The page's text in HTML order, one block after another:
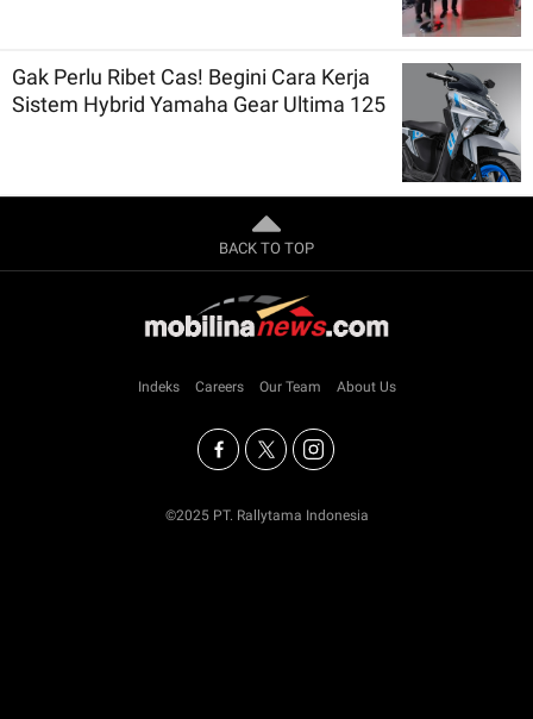
Gak Perlu Ribet Cas! Begini Cara Kerja
Sistem Hybrid Yamaha Gear Ultima 125
BACK TO TOP
Indeks Careers Our Team About Us
©2025 PT. Rallytama Indonesia